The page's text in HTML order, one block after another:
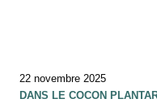
22 novembre 2025
DANS LE COCON